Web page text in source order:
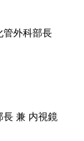
管外科部長
兼 内視鏡